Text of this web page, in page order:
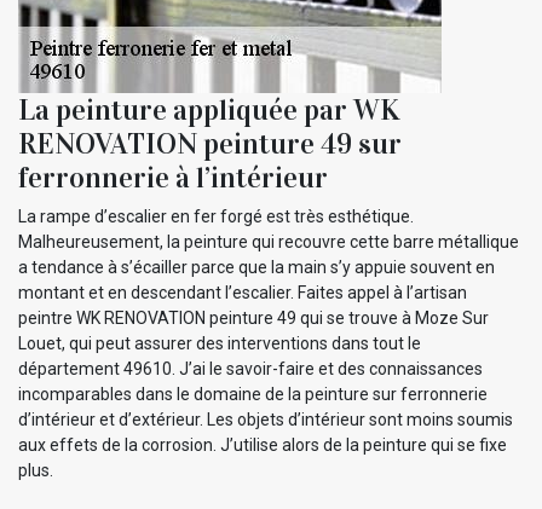
La peinture appliquée par WK
RENOVATION peinture 49 sur
ferronnerie à l’intérieur
La rampe d’escalier en fer forgé est très esthétique.
Malheureusement, la peinture qui recouvre cette barre métallique
a tendance à s’écailler parce que la main s’y appuie souvent en
montant et en descendant l’escalier. Faites appel à l’artisan
peintre WK RENOVATION peinture 49 qui se trouve à Moze Sur
Louet, qui peut assurer des interventions dans tout le
département 49610. J’ai le savoir-faire et des connaissances
incomparables dans le domaine de la peinture sur ferronnerie
d’intérieur et d’extérieur. Les objets d’intérieur sont moins soumis
aux effets de la corrosion. J’utilise alors de la peinture qui se fixe
plus.